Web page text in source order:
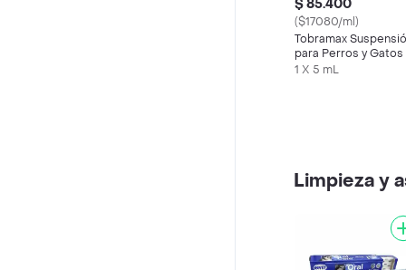
$ 85.400
($17080/ml)
Tobramax
para Perros y Gatos
mL)
1 X 5 mL
Limpieza y